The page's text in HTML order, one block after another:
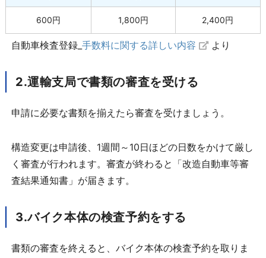
600円 1,800円 2,400円
自動車検査登録_ 手数料に関する詳しい内容 より
2.運輸支局で書類の審査を受ける
申請に必要な書類を揃えたら審査を受けましょう。
構造変更は申請後、1週間～10日ほどの日数をかけて厳し
く審査が行われます。審査が終わると「改造自動車等審
査結果通知書」が届きます。
3.バイク本体の検査予約をする
書類の審査を終えると、バイク本体の検査予約を取りま